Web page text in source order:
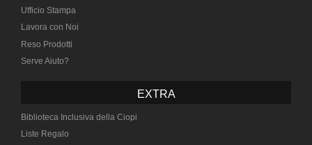
Ufficio Stampa
Lavora con Noi
Reso Prodotti
Serve Aiuto?
EXTRA
Biblioteca Inclusiva della Ciopi
Liste Regalo